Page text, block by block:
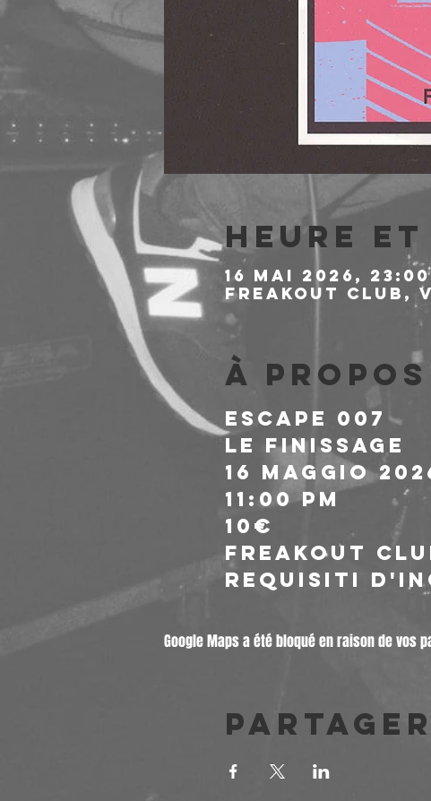
Heure
16 mai 2026, 23:00
Freakout Club,
À
ESCAPE 007
Le Finissage
16 Maggio
11:00 PM
10€
FreakOut
Requisiti
Google Maps a été bloqué en raison de vos